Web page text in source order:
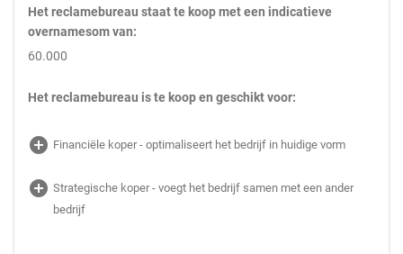
Het reclamebureau staat te koop met een indicatieve
overnamesom van:
60.000
Het reclamebureau is te koop en geschikt voor:
add_circle Financiële koper - optimaliseert het bedrijf in huidige vorm
add_circle Strategische koper - voegt het bedrijf samen met een ander
bedrijf